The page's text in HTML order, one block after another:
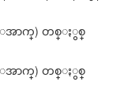
က္) တစ္ႏွစ္
က္) တစ္ႏွစ္